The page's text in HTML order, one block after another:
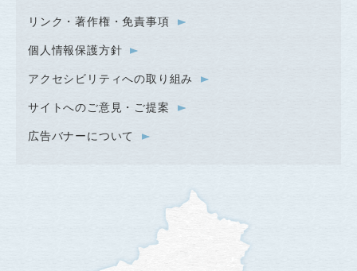
リンク・著作権・免責事項
個人情報保護方針
アクセシビリティへの取り組み
サイトへのご意見・ご提案
広告バナーについて